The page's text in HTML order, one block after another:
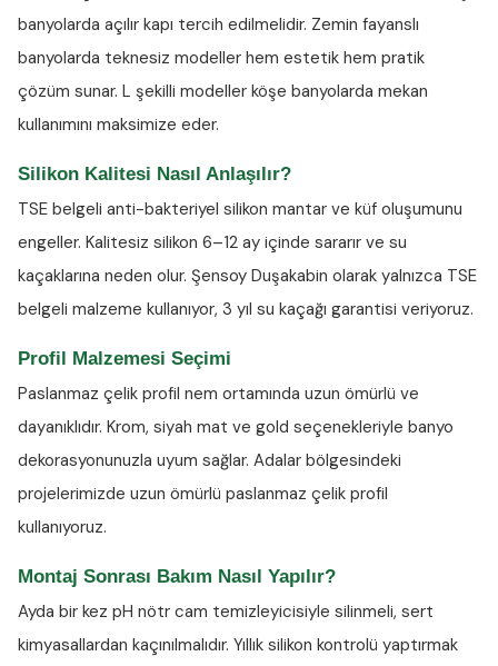
banyolarda açılır kapı tercih edilmelidir. Zemin fayanslı
banyolarda teknesiz modeller hem estetik hem pratik
çözüm sunar. L şekilli modeller köşe banyolarda mekan
kullanımını maksimize eder.
Silikon Kalitesi Nasıl Anlaşılır?
TSE belgeli anti-bakteriyel silikon mantar ve küf oluşumunu
engeller. Kalitesiz silikon 6–12 ay içinde sararır ve su
kaçaklarına neden olur. Şensoy Duşakabin olarak yalnızca TSE
belgeli malzeme kullanıyor, 3 yıl su kaçağı garantisi veriyoruz.
Profil Malzemesi Seçimi
Paslanmaz çelik profil nem ortamında uzun ömürlü ve
dayanıklıdır. Krom, siyah mat ve gold seçenekleriyle banyo
dekorasyonunuzla uyum sağlar. Adalar bölgesindeki
projelerimizde uzun ömürlü paslanmaz çelik profil
kullanıyoruz.
Montaj Sonrası Bakım Nasıl Yapılır?
Ayda bir kez pH nötr cam temizleyicisiyle silinmeli, sert
kimyasallardan kaçınılmalıdır. Yıllık silikon kontrolü yaptırmak